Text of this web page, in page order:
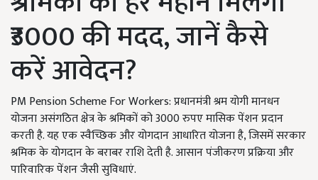
₹3000 की मदद, जानें कैसे
करें आवेदन?
PM Pension Scheme For Workers: प्रधानमंत्री श्रम योगी मानधन
योजना असंगठित क्षेत्र के श्रमिकों को 3000 रुपए मासिक पेंशन प्रदान
करती है. यह एक स्वैच्छिक और योगदान आधारित योजना है, जिसमें सरकार
श्रमिक के योगदान के बराबर राशि देती है. आसान पंजीकरण प्रक्रिया और
पारिवारिक पेंशन जैसी सुविधाएं.